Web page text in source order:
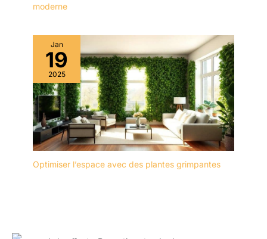
moderne
Jan
19
2025
Optimiser l’espace avec des plantes grimpantes